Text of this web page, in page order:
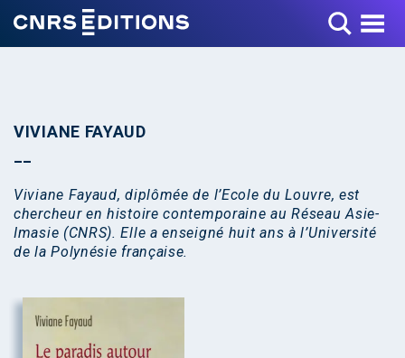
Toggle Menu
VIVIANE FAYAUD
Viviane Fayaud, diplômée de l’Ecole du Louvre, est
chercheur en histoire contemporaine au Réseau Asie-
Imasie (CNRS). Elle a enseigné huit ans à l’Université
de la Polynésie française.